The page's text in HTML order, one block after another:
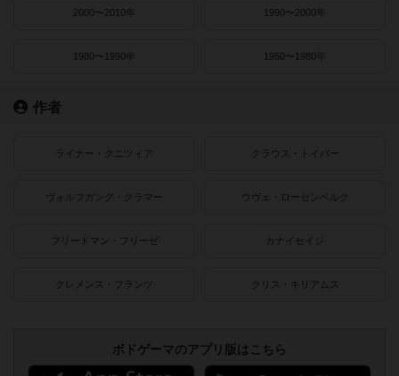
2000〜2010年 1990〜2000年
1980〜1990年 1950〜1980年
作者
ライナー・クニツィア クラウス・トイバー
ヴォルフガング・クラマー ウヴェ・ローゼンベルク
フリードマン・フリーゼ カナイセイジ
クレメンス・フランツ クリス・キリアムス
ボドゲーマのアプリ版はこちら